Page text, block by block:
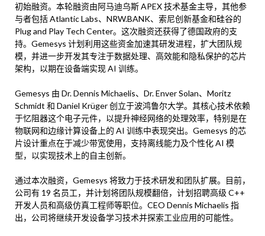
初始融资。本轮融资由阿马迪乌斯 APEX 技术基金主导，其他参
与者包括 Atlantic Labs、NRW.BANK、索尼创新基金和硅谷的
Plug and Play Tech Center。这次融资还获得了德国政府的支
持。Gemesys 计划利用这些资金加速其研发进程，扩大团队规
模，并进一步开发其专注于数据处理、高效能和隐私保护的芯片
架构，以期在设备端实现 AI 训练。
Gemesys 由 Dr. Dennis Michaelis、Dr. Enver Solan、Moritz
Schmidt 和 Daniel Krüger 创立于波鸿鲁尔大学。其核心技术依赖
于忆阻器这个电子元件，以提升神经网络的处理效率，特别是在
物联网和边缘计算设备上的 AI 训练中表现突出。Gemesys 的芯
片设计重点在于减少带宽使用，支持离线能力及个性化 AI 模
型，以实现技术上的自主创新。
通过本次融资，Gemesys 将致力于技术研发和团队扩展。目前，
公司有 19 名员工，并计划将团队规模翻倍，计划招聘高级 C++
开发人员和高级仿真工程师等职位。CEO Dennis Michaelis 指
出，公司将继续开发设备学习技术并探索工业应用的可能性。